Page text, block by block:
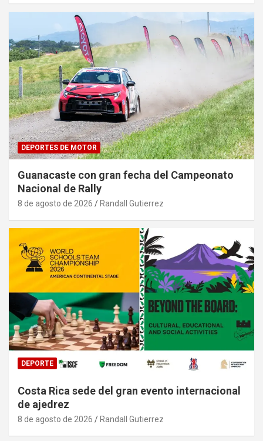
DEPORTES DE MOTOR
Guanacaste con gran fecha del Campeonato
Nacional de Rally
8 de agosto de 2026 Randall Gutierrez
DEPORTE
Costa Rica sede del gran evento internacional
de ajedrez
8 de agosto de 2026 Randall Gutierrez